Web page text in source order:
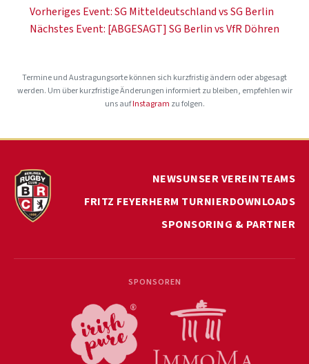
Beitragsnavigation
Vorheriges Event:SG Mitteldeutschland vs SG Berlin
Nächstes Event: [ABGESAGT] SG Berlin vs VfR Döhren
Termine und Austragungsorte können sich kurzfristig ändern oder abgesagt
werden. Um über kurzfristige Änderungen informiert zu bleiben, empfehlen wir
uns aufInstagram zu folgen.
NEWSUNSER VEREINTEAMS
FRITZ FEYERHERM TURNIERDOWNLOADS
SPONSORING & PARTNER
SPONSOREN